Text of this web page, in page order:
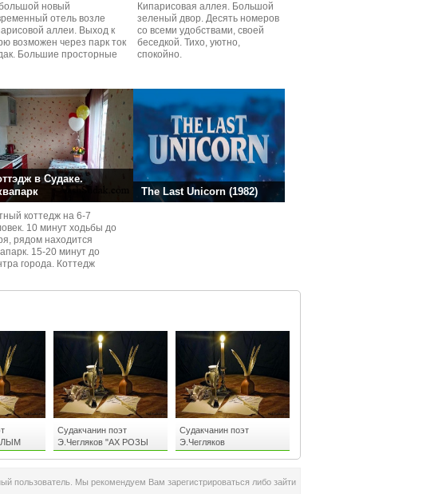
новый
отель возле
аллеи. Выход к
возможен через парк ток
Большие просторные
Кипарисовая аллея. Большой
зеленый двор. Десять номеров
со всеми удобствами, своей
беседкой. Тихо, уютно,
спокойно.
в Судаке.
коттедж на 6-7
10 минут ходьбы до
рядом находится
15-20 минут до
города. Коттедж
The Last Unicorn (1982)
Судакчанин поэт
Э.Чегляков "АХ РОЗЫ
РОЗЫ -2"
Судакчанин поэт
Э.Чегляков
"СТОМАТОЛАГАМ"
пользователь. Мы рекомендуем Вам зарегистрироваться либо зайти